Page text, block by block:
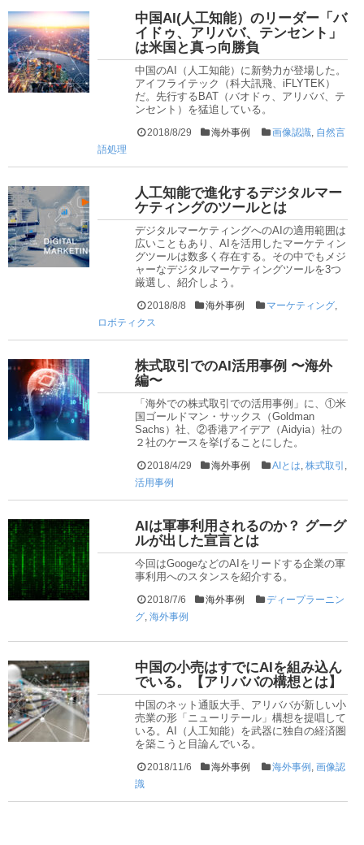
中国AI(人工知能）のリーダー「バ
イドゥ、アリババ、テンセント」
は米国と真っ向勝負
中国のAI（人工知能）に新勢力が登場した。
アイフライテック（科大訊飛、iFLYTEK）
だ。先行するBAT（バオドゥ、アリババ、テ
ンセント）を猛追している。
2018/8/29 海外事例 画像認識 自然言
語処理
人工知能で進化するデジタルマー
ケティングのツールとは
デジタルマーケティングへのAIの適用範囲は
広いこともあり、AIを活用したマーケティン
グツールは数多く存在する。その中でもメジ
ャーなデジタルマーケティングツールを3つ
厳選し、紹介しよう。
2018/8/8 海外事例 マーケティング
ロボティクス
株式取引でのAI活用事例 〜海外
編〜
「海外での株式取引での活用事例」に、①米
国ゴールドマン・サックス（Goldman
Sachs）社、②香港アイデア（Aidyia）社の
２社のケースを挙げることにした。
2018/4/29 海外事例 AIとは ,株式取引
活用事例
AIは軍事利用されるのか？ グーグ
ルが出した宣言とは
今回はGoogeなどのAIをリードする企業の軍
事利用へのスタンスを紹介する。
2018/7/6 海外事例
ディープラーニン
グ 海外事例
中国の小売はすでにAIを組み込ん
でいる。【アリババの構想とは】
中国のネット通販大手、アリババが新しい小
売業の形「ニューリテール」構想を提唱して
いる。AI（人工知能）を武器に独自の経済圏
を築こうと目論んでいる。
2018/11/6 海外事例 海外事例 ,画像認
識